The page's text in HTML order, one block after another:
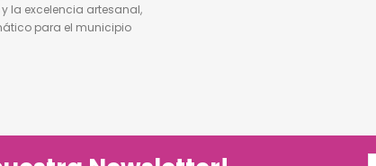
la excelencia artesanal,
para el municipio